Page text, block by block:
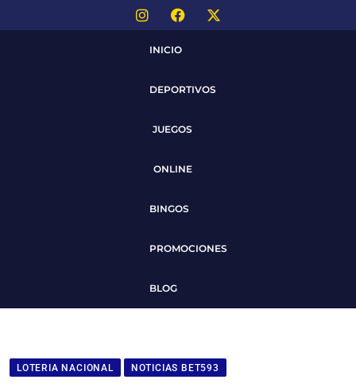
INICIO
DEPORTIVOS
JUEGOS
ONLINE
BINGOS
PROMOCIONES
BLOG
LOTERIA NACIONAL NOTICIAS BET593